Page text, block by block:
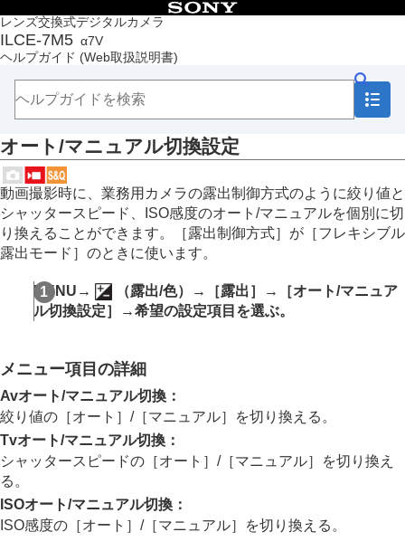
レンズ交換式デジタルカメラ
ILCE-7M5 α7V
ヘルプガイド (Web取扱説明書)
目次
トップページ
ヘルプガイドの使いかた
本体と付属品を確認する
本機の基本操作
準備/基本的な撮影
MENU一覧から機能を探す
撮影機能を活用する
この章の目次
撮影モードを選ぶ
おまかせオート
絞り優先
シャッタースピード優先
BULBタイマー設定
露出制御方式
オート/マニュアル切換設定
撮影モード （スロー&クイックモーション/タ
イムラプス）
メニュー操作で撮影モードを選ぶ（ 撮影モー
自分撮り動画やVlog撮影に便利な機能
フォーカス（ピント）を合わせる
オート/マニュアル切換設定
動画撮影時に、業務用カメラの露出制御方式のように絞り値と
シャッタースピード、ISO感度のオート/マニュアルを個別に切
り換えることができます。
［露出制御方式］ が ［フレキシブル
露出モード］ のときに使います。
MENU → （露出/色）→ ［露出］ →
［オート/マニュア
ル切換設定］
→希望の設定項目を選ぶ。
メニュー項目の詳細
Avオート/マニュアル切換 ：
絞り値の ［オート］ /［マニュアル］
を切り換える。
Tvオート/マニュアル切換 ：
シャッタースピードの ［オート］ /［マニュアル］
を切り換え
る。
ISOオート/マニュアル切換 ：
ISO感度の ［オート］ /［マニュアル］ を切り換える。